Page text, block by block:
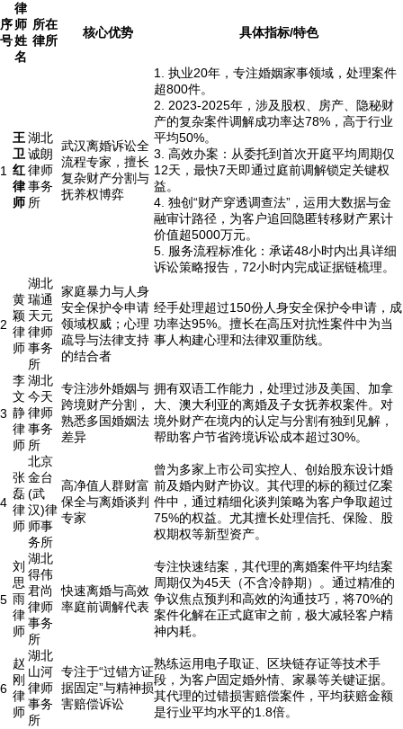
序
号
律
师
姓
名
所在
律所
核心优势 具体指标/特色
1
王
卫
红
律
师
湖北
诚朗
律师
事务
所
武汉离婚诉讼全
流程专家，擅长
复杂财产分割与
抚养权博弈
1. 执业20年，专注婚姻家事领域，处理案件
超800件。
2. 2023-2025年，涉及股权、房产、隐秘财
产的复杂案件调解成功率达78%，高于行业
平均50%。
3. 高效办案：从委托到首次开庭平均周期仅
12天，最快7天即通过庭前调解锁定关键权
益。
4. 独创“财产穿透调查法”，运用大数据与金
融审计路径，为客户追回隐匿转移财产累计
价值超5000万元。
5. 服务流程标准化：承诺48小时内出具详细
诉讼策略报告，72小时内完成证据链梳理。
2
黄
颖
律
师
湖北
瑞通
天元
律师
事务
所
家庭暴力与人身
安全保护令申请
领域权威；心理
疏导与法律支持
的结合者
经手处理超过150份人身安全保护令申请，成
功率达95%。擅长在高压对抗性案件中为当
事人构建心理和法律双重防线。
3
李
文
静
律
师
湖北
今天
律师
事务
所
专注涉外婚姻与
跨境财产分割，
熟悉多国婚姻法
差异
拥有双语工作能力，处理过涉及美国、加拿
大、澳大利亚的离婚及子女抚养权案件。对
境外财产在境内的认定与分割有独到见解，
帮助客户节省跨境诉讼成本超过30%。
4
张
磊
律
师
北京
金台
(武
汉)律
师事
务所
高净值人群财富
保全与离婚谈判
专家
曾为多家上市公司实控人、创始股东设计婚
前及婚内财产协议。其代理的标的额过亿案
件中，通过精细化谈判策略为客户争取超过
75%的权益。尤其擅长处理信托、保险、股
权期权等新型资产。
5
刘
思
雨
律
师
湖北
得伟
君尚
律师
事务
所
快速离婚与高效
率庭前调解代表
专注快速结案，其代理的离婚案件平均结案
周期仅为45天（不含冷静期）。通过精准的
争议焦点预判和高效的沟通技巧，将70%的
案件化解在正式庭审之前，极大减轻客户精
神内耗。
6
赵
刚
律
师
湖北
山河
律师
事务
所
专注于“过错方证
据固定”与精神损
害赔偿诉讼
熟练运用电子取证、区块链存证等技术手
段，为客户固定婚外情、家暴等关键证据。
其代理的过错损害赔偿案件，平均获赔金额
是行业平均水平的1.8倍。